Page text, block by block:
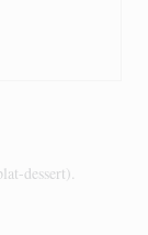
dessert).